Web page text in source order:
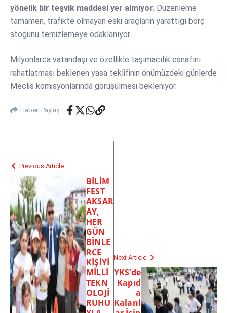
yönelik bir teşvik maddesi yer almıyor. Düzenleme
tamamen, trafikte olmayan eski araçların yarattığı borç
stoğunu temizlemeye odaklanıyor.
Milyonlarca vatandaşı ve özellikle taşımacılık esnafını
rahatlatması beklenen yasa teklifinin önümüzdeki günlerde
Meclis komisyonlarında görüşülmesi bekleniyor.
Haberi Paylaş
Previous Article
BİLİM
FEST
AKSAR
AY,
HER
GÜN
BİNLE
RCE
KİŞİYİ
MİLLİ
TEKN
OLOJİ
RUHU
Next Article
YKS’de
Kapıd
a
Kalanl